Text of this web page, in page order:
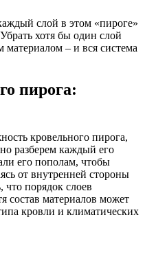
слой в этом «пироге»
хотя бы один слой
материалом – и вся система
пирога:
кровельного пирога,
разберем каждый его
его пополам, чтобы
от внутренней стороны
порядок слоев
состав материалов может
кровли и климатических